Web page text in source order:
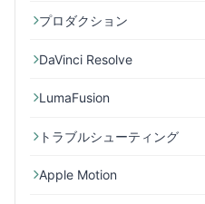
プロダクション
DaVinci Resolve
LumaFusion
トラブルシューティング
Apple Motion